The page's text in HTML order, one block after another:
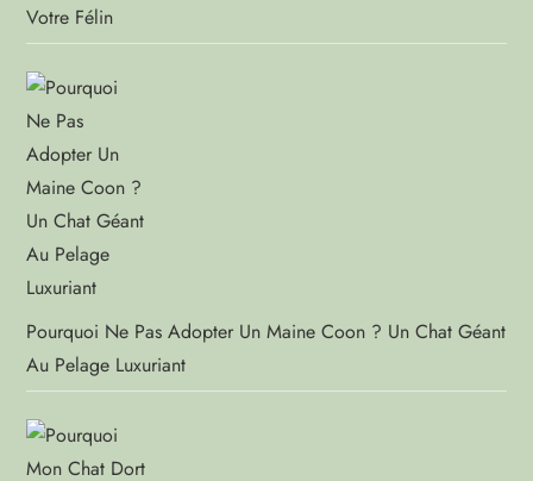
Votre Félin
Pourquoi Ne Pas Adopter Un Maine Coon ? Un Chat Géant
Au Pelage Luxuriant